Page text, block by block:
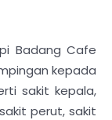
Badang Cafe
kepada
sakit kepala,
perut, sakit